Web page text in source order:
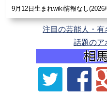
9月12日生まれwiki情報なし
注目の芸能人・有
話題のア